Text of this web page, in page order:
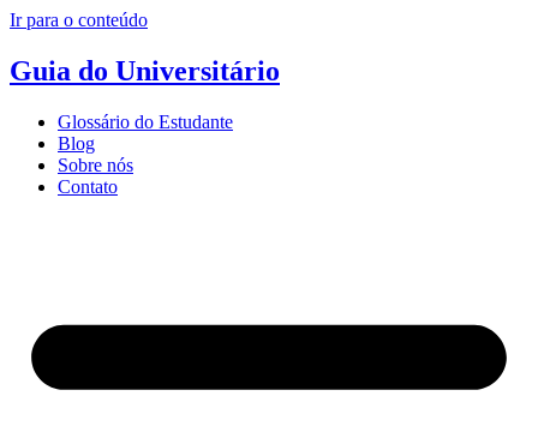
Ir para o conteúdo
Guia do Universitário
Glossário do Estudante
Blog
Sobre nós
Contato